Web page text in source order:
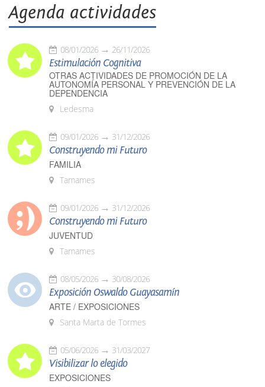
Agenda actividades
08/01/2026 26/11/2026
Estimulación Cognitiva
OTRAS ACTIVIDADES DE PROMOCIÓN DE LA
AUTONOMÍA PERSONAL Y PREVENCIÓN DE LA
DEPENDENCIA
Ledesma
09/01/2026 31/12/2026
Construyendo mi Futuro
FAMILIA
Tamames
09/01/2026 31/12/2026
Construyendo mi Futuro
JUVENTUD
Tamames
08/05/2026 30/08/2026
Exposición Oswaldo Guayasamín
ARTE / EXPOSICIONES
Santa Marta de Tormes
05/06/2026 31/03/2027
Visibilizar lo elegido
EXPOSICIONES